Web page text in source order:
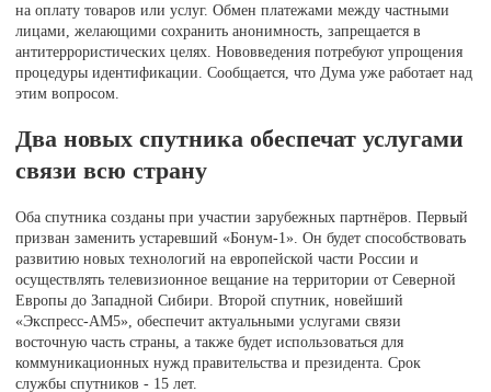
на оплату товаров или услуг. Обмен платежами между частными
лицами, желающими сохранить анонимность, запрещается в
антитеррористических целях. Нововведения потребуют упрощения
процедуры идентификации. Сообщается, что Дума уже работает над
этим вопросом.
Два новых спутника обеспечат услугами
связи всю страну
Оба спутника созданы при участии зарубежных партнёров. Первый
призван заменить устаревший «Бонум-1». Он будет способствовать
развитию новых технологий на европейской части России и
осуществлять телевизионное вещание на территории от Северной
Европы до Западной Сибири. Второй спутник, новейший
«Экспресс-АМ5», обеспечит актуальными услугами связи
восточную часть страны, а также будет использоваться для
коммуникационных нужд правительства и президента. Срок
службы спутников - 15 лет.